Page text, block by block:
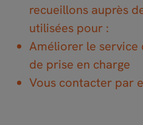
recueillons auprès
utilisées pour :
Améliorer le service
de prise en charge
Vous contacter par